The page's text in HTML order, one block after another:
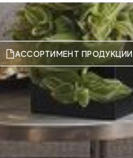
АССОРТИМЕНТ ПРОДУКЦИИ